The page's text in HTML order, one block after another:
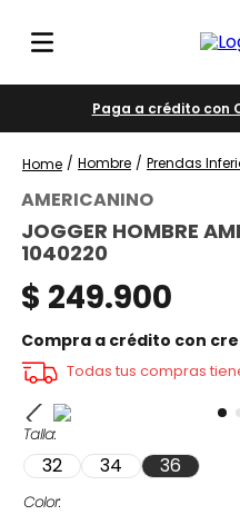
Paga a crédito con
Hombre Prendas
AMERICANINO
JOGGER HOMBRE
1040220
$ 249.900
Compra a crédito con
Todas tus compras
Talla
32 34 36
Color